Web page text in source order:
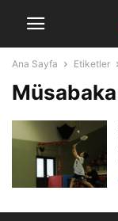
Ana Sayfa Etiketler
Müsabaka